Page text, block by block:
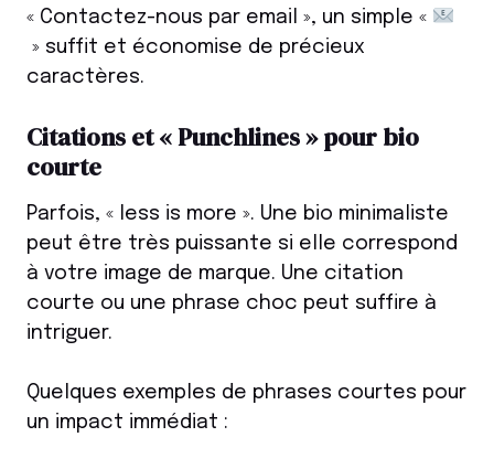
« Contactez-nous par email », un simple «
» suffit et économise de précieux
caractères.
Citations et « Punchlines » pour bio
courte
Parfois, « less is more ». Une bio minimaliste
peut être très puissante si elle correspond
à votre image de marque. Une citation
courte ou une phrase choc peut suffire à
intriguer.
Quelques exemples de phrases courtes pour
un impact immédiat :